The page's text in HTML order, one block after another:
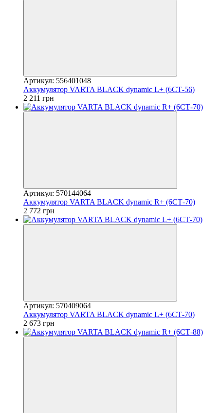
Артикул: 556401048
Аккумулятор VARTA BLACK dynamic L+ (6СТ-56)
2 211 грн
Артикул: 570144064
Аккумулятор VARTA BLACK dynamic R+ (6СТ-70)
2 772 грн
Артикул: 570409064
Аккумулятор VARTA BLACK dynamic L+ (6СТ-70)
2 673 грн